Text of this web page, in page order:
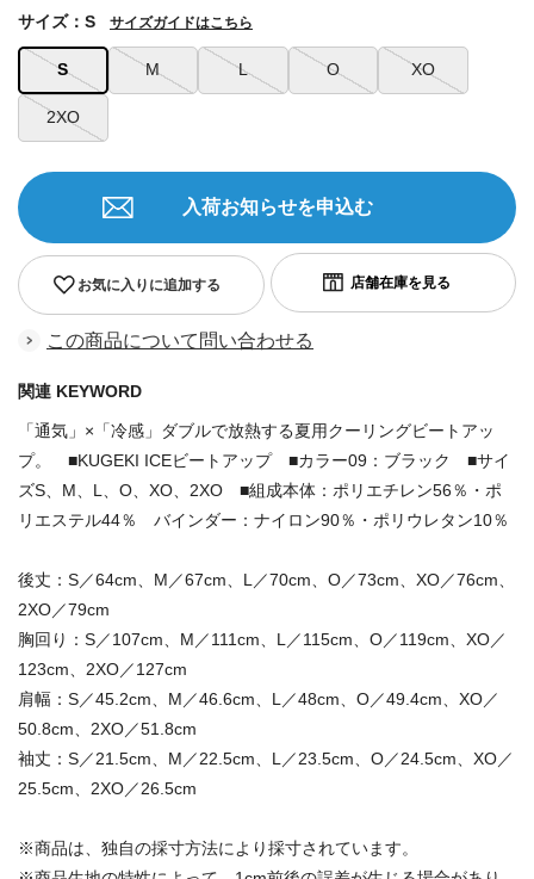
S M L O XO
2XO
サイズ：S サイズガイドはこちら
お気に入りに追加する
入荷お知らせを申込む
この商品について問い合わせる
関連 KEYWORD
「通気」×「冷感」ダブルで放熱する夏用クーリングビートアッ
プ。 ■KUGEKI ICEビートアップ ■カラー09：ブラック ■サイ
ズS、M、L、O、XO、2XO ■組成本体：ポリエチレン56％・ポ
リエステル44％ バインダー：ナイロン90％・ポリウレタン10％
後丈：S／64cm、M／67cm、L／70cm、O／73cm、XO／76cm、
2XO／79cm
胸回り：S／107cm、M／111cm、L／115cm、O／119cm、XO／
123cm、2XO／127cm
肩幅：S／45.2cm、M／46.6cm、L／48cm、O／49.4cm、XO／
50.8cm、2XO／51.8cm
袖丈：S／21.5cm、M／22.5cm、L／23.5cm、O／24.5cm、XO／
25.5cm、2XO／26.5cm
※商品は、独自の採寸方法により採寸されています。